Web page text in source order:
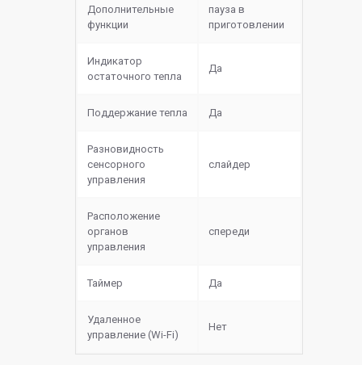
Дополнительные
функции
пауза в
приготовлении
Индикатор
остаточного тепла
Да
Поддержание тепла Да
Разновидность
сенсорного
управления
слайдер
Расположение
органов
управления
спереди
Таймер Да
Удаленное
управление (Wi-Fi)
Нет